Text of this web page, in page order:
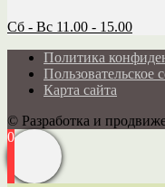
Сб - Вс 11.00 - 15.00
Политика
Пользовательское
Карта сайта
© Разработка и
0